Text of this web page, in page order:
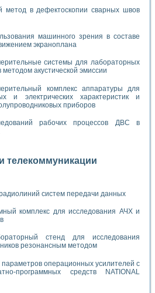
метод в дефектоскопии сварных швов
машинного зрения в составе
экраноплана
системы для лабораторных
акустической эмиссии
комплекс аппаратуры для
и электрических характеристик и
приборов
рабочих процессов ДВС в
телекоммуникации
систем передачи данных
комплекс для исследования АЧХ и
стенд для исследования
резонансным методом
операционных усилителей с
программных средств NATIONAL